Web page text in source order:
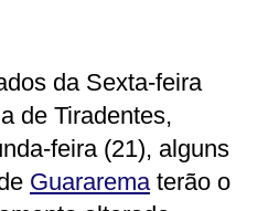
da Sexta-feira
de Tiradentes,
feira (21), alguns
Guararema terão o